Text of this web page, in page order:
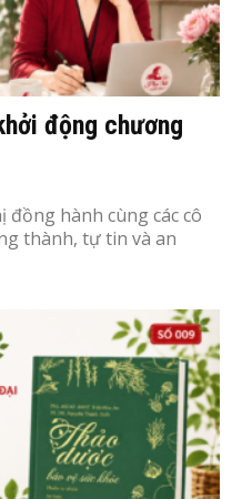
động chương
hành cùng các cô
thành, tự tin và an